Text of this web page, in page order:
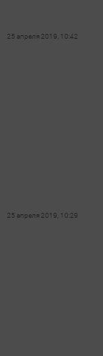
25 апреля 2019, 10:42
25 апреля 2019, 10:29